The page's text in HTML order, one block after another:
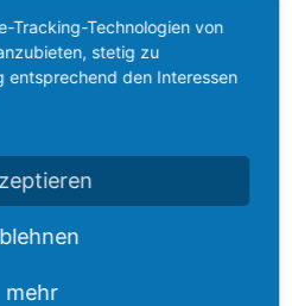
Tracking-Technologien von
stetig zu
entsprechend den Interessen
mehr